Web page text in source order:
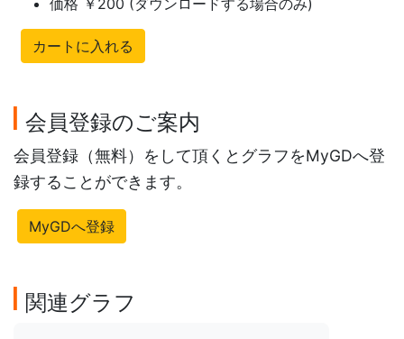
価格 ￥200 (ダウンロードする場合のみ)
カートに入れる
会員登録のご案内
会員登録（無料）をして頂くとグラフをMyGDへ登
録することができます。
MyGDへ登録
関連グラフ